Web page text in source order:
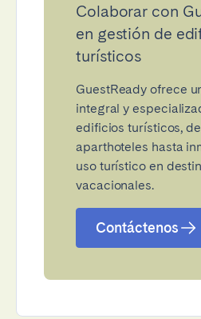
Colaborar con
en gestión de
turísticos
GuestReady ofrece
integral y
edificios turísticos,
aparthoteles hasta
uso turístico en
vacacionales.
Contáctenos